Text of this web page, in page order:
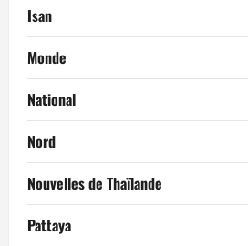
Isan
Monde
National
Nord
Nouvelles de Thaïlande
Pattaya